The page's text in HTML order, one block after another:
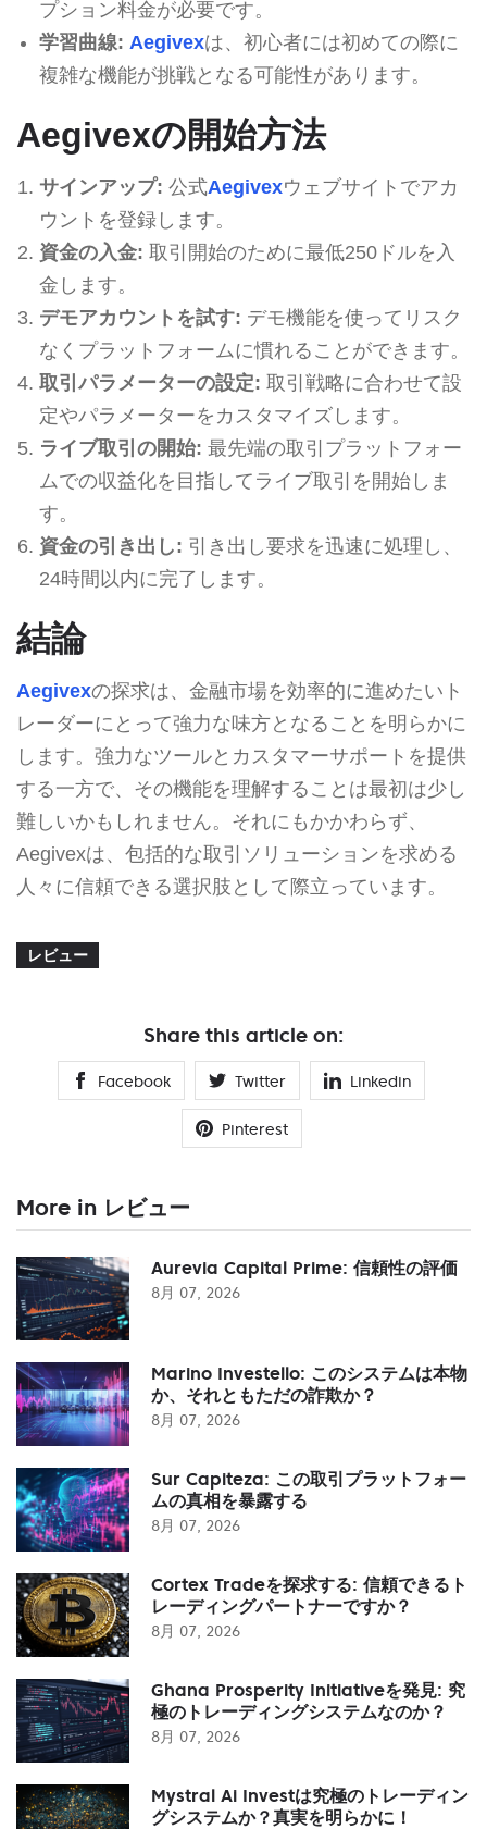
プション料金が必要です。
学習曲線: Aegivexは、初心者には初めての際に
複雑な機能が挑戦となる可能性があります。
Aegivexの開始方法
サインアップ: 公式Aegivexウェブサイトでアカ
ウントを登録します。
資金の入金: 取引開始のために最低250ドルを入
金します。
デモアカウントを試す: デモ機能を使ってリスク
なくプラットフォームに慣れることができます。
取引パラメーターの設定: 取引戦略に合わせて設
定やパラメーターをカスタマイズします。
ライブ取引の開始: 最先端の取引プラットフォー
ムでの収益化を目指してライブ取引を開始しま
す。
資金の引き出し: 引き出し要求を迅速に処理し、
24時間以内に完了します。
結論
Aegivexの探求は、金融市場を効率的に進めたいト
レーダーにとって強力な味方となることを明らかに
します。強力なツールとカスタマーサポートを提供
する一方で、その機能を理解することは最初は少し
難しいかもしれません。それにもかかわらず、
Aegivexは、包括的な取引ソリューションを求める
人々に信頼できる選択肢として際立っています。
レビュー
Share this article on:
Facebook Twitter Linkedin
Pinterest
More in レビュー
Aurevia Capital Prime: 信頼性の評価
8月 07, 2026
Marino Investello: このシステムは本物
か、それともただの詐欺か？
8月 07, 2026
Sur Capiteza: この取引プラットフォー
ムの真相を暴露する
8月 07, 2026
Cortex Tradeを探求する: 信頼できるト
レーディングパートナーですか？
8月 07, 2026
Ghana Prosperity Initiativeを発見: 究
極のトレーディングシステムなのか？
8月 07, 2026
Mystral Ai Investは究極のトレーディン
グシステムか？真実を明らかに！